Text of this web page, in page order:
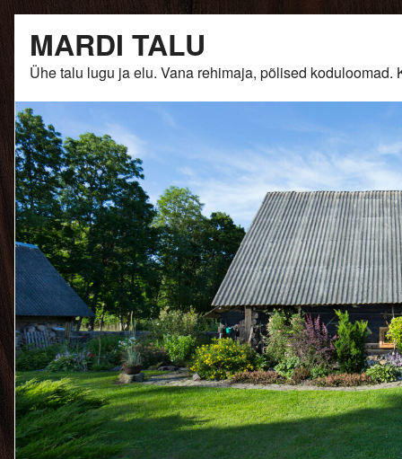
content
MARDI TALU
Ühe talu lugu ja elu. Vana rehimaja, põlised